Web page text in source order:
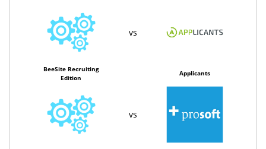
vs
BeeSite Recruiting
Edition
Applicants
vs